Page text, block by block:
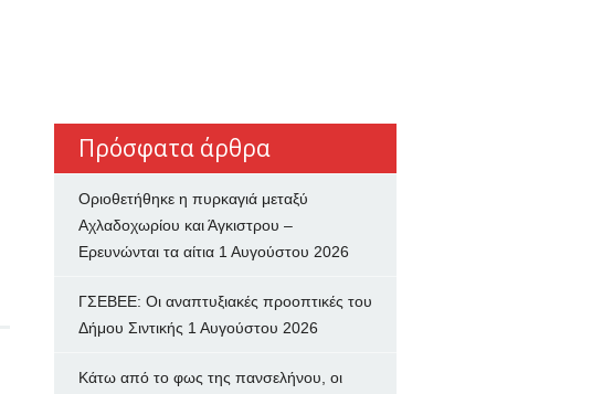
Πρόσφατα άρθρα
Οριοθετήθηκε η πυρκαγιά μεταξύ
Αχλαδοχωρίου και Άγκιστρου –
Ερευνώνται τα αίτια 1 Αυγούστου 2026
ΓΣΕΒΕΕ: Οι αναπτυξιακές προοπτικές του
Δήμου Σιντικής 1 Αυγούστου 2026
Κάτω από το φως της πανσελήνου, οι